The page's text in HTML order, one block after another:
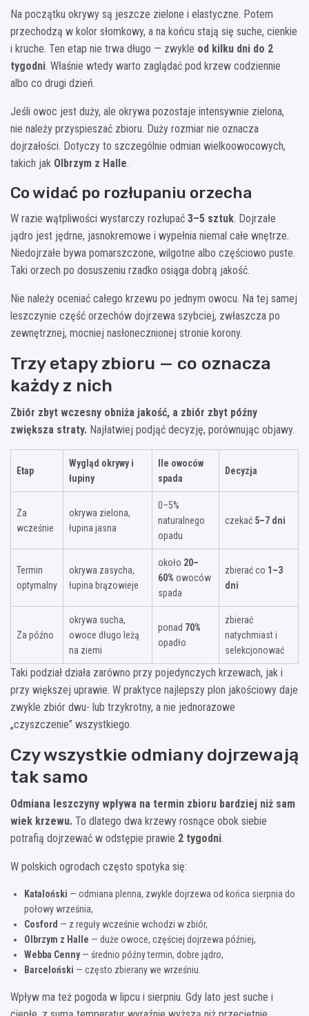
Na początku okrywy są jeszcze zielone i elastyczne. Potem
przechodzą w kolor słomkowy, a na końcu stają się suche, cienkie
i kruche. Ten etap nie trwa długo — zwykle od kilku dni do 2
tygodni. Właśnie wtedy warto zaglądać pod krzew codziennie
albo co drugi dzień.
Jeśli owoc jest duży, ale okrywa pozostaje intensywnie zielona,
nie należy przyspieszać zbioru. Duży rozmiar nie oznacza
dojrzałości. Dotyczy to szczególnie odmian wielkoowocowych,
takich jak Olbrzym z Halle.
Co widać po rozłupaniu orzecha
W razie wątpliwości wystarczy rozłupać 3–5 sztuk. Dojrzałe
jądro jest jędrne, jasnokremowe i wypełnia niemal całe wnętrze.
Niedojrzałe bywa pomarszczone, wilgotne albo częściowo puste.
Taki orzech po dosuszeniu rzadko osiąga dobrą jakość.
Nie należy oceniać całego krzewu po jednym owocu. Na tej samej
leszczynie część orzechów dojrzewa szybciej, zwłaszcza po
zewnętrznej, mocniej nasłonecznionej stronie korony.
Trzy etapy zbioru — co oznacza
każdy z nich
Zbiór zbyt wczesny obniża jakość, a zbiór zbyt późny
zwiększa straty. Najłatwiej podjąć decyzję, porównując objawy.
Etap
Wygląd okrywy i
łupiny
Ile owoców
spada
Decyzja
Za
wcześnie
okrywa zielona,
łupina jasna
0–5%
naturalnego
opadu
czekać 5–7 dni
Termin
optymalny
okrywa zasycha,
łupina brązowieje
około 20–
60% owoców
spada
zbierać co 1–3
dni
Za późno
okrywa sucha,
owoce długo leżą
na ziemi
ponad 70%
opadło
zbierać
natychmiast i
selekcjonować
Taki podział działa zarówno przy pojedynczych krzewach, jak i
przy większej uprawie. W praktyce najlepszy plon jakościowy daje
zwykle zbiór dwu- lub trzykrotny, a nie jednorazowe
„czyszczenie” wszystkiego.
Czy wszystkie odmiany dojrzewają
tak samo
Odmiana leszczyny wpływa na termin zbioru bardziej niż sam
wiek krzewu. To dlatego dwa krzewy rosnące obok siebie
potrafią dojrzewać w odstępie prawie 2 tygodni.
W polskich ogrodach często spotyka się:
Kataloński — odmiana plenna, zwykle dojrzewa od końca sierpnia do
połowy września,
Cosford — z reguły wcześnie wchodzi w zbiór,
Olbrzym z Halle — duże owoce, częściej dojrzewa później,
Webba Cenny— średnio późny termin, dobre jądro,
Barceloński — często zbierany we wrześniu.
Wpływ ma też pogoda w lipcu i sierpniu. Gdy lato jest suche i